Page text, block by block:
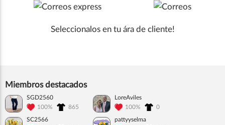
Seleccionalos en tu ára de cliente!
Miembros destacados
SGD2560
100%
865
LoreAviles
100%
0
SC2566
pattyyselma